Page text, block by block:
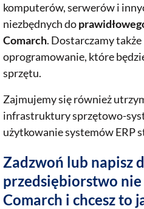
komputerów, serwerów i
niezbędnych do
Comarch. Dostarczamy
oprogramowanie, które
sprzętu.
Zajmujemy się również
infrastruktury sprzętowo-
użytkowanie systemów ERP
Zadzwoń lub napisz
przedsiębiorstwo nie
Comarch i chcesz to